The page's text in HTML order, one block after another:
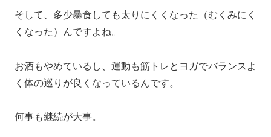
そして、多少暴食しても太りにくくなった（むくみにく
くなった）んですよね。
お酒もやめているし、運動も筋トレとヨガでバランスよ
く体の巡りが良くなっているんです。
何事も継続が大事。